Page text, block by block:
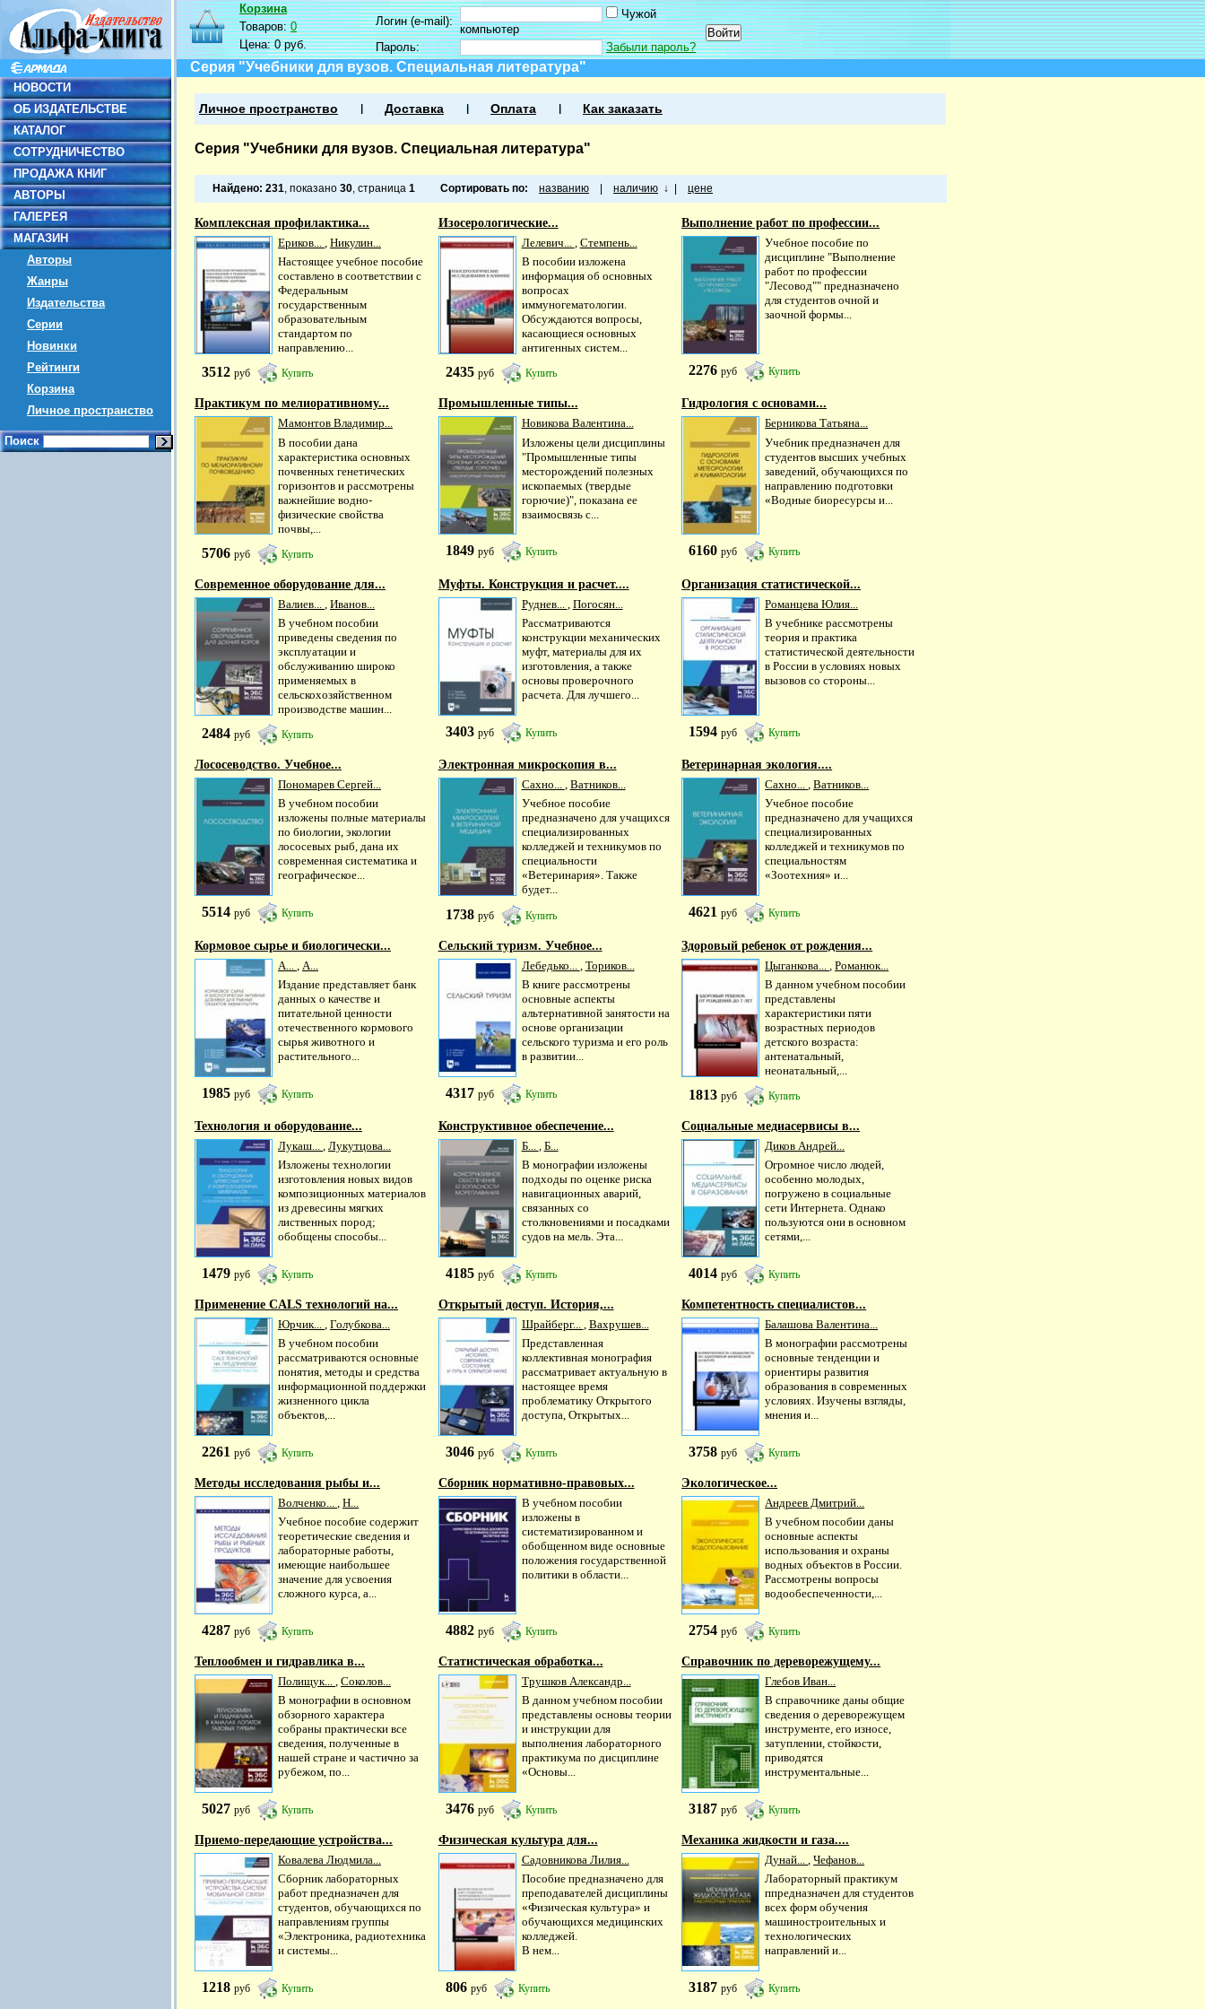
НОВОСТИ
ОБ ИЗДАТЕЛЬСТВЕ
КАТАЛОГ
СОТРУДНИЧЕСТВО
ПРОДАЖА КНИГ
АВТОРЫ
ГАЛЕРЕЯ
МАГАЗИН
Авторы
Жанры
Издательства
Серии
Новинки
Рейтинги
Корзина
Личное пространство
Поиск
Корзина
Товаров:0
Цена:0 руб.
Логин (e-mail):
Чужой
компьютер
Пароль:
Забыли пароль?
Серия "Учебники для вузов. Специальная литература"
Личное пространство Доставка Оплата Как заказать
Серия "Учебники для вузов. Специальная литература"
Найдено: 231, показано 30, страница 1 Сортировать по: названию наличию ↓ цене
Комплексная профилактика...
Ериков... , Никулин...
Настоящее учебное пособие
составлено в соответствии с
Федеральным
государственным
образовательным
стандартом по
направлению...
3512 руб Купить
Изосерологические...
Лелевич... , Стемпень...
В пособии изложена
информация об основных
вопросах
иммуногематологии.
Обсуждаются вопросы,
касающиеся основных
антигенных систем...
2435 руб Купить
Выполнение работ по профессии...
Учебное пособие по
дисциплине "Выполнение
работ по профессии
"Лесовод"" предназначено
для студентов очной и
заочной формы...
2276руб Купить
Практикум по мелиоративному...
Мамонтов Владимир...
В пособии дана
характеристика основных
почвенных генетических
горизонтов и рассмотрены
важнейшие водно-
физические свойства
почвы,...
5706 руб Купить
Промышленные типы...
Новикова Валентина...
Изложены цели дисциплины
"Промышленные типы
месторождений полезных
ископаемых (твердые
горючие)", показана ее
взаимосвязь с...
1849 руб Купить
Гидрология с основами...
Берникова Татьяна...
Учебник предназначен для
студентов высших учебных
заведений, обучающихся по
направлению подготовки
«Водные биоресурсы и...
6160руб Купить
Современное оборудование для...
Валиев...
Иванов...
В учебном пособии
приведены сведения по
эксплуатации и
обслуживанию широко
применяемых в
сельскохозяйственном
производстве машин...
2484 руб Купить
Муфты. Конструкция и расчет....
Руднев...
Погосян...
Рассматриваются
конструкции механических
муфт, материалы для их
изготовления, а также
основы проверочного
расчета. Для лучшего...
3403 руб Купить
Организация статистической...
Романцева Юлия...
В учебнике рассмотрены
теория и практика
статистической деятельности
в России в условиях новых
вызовов со стороны...
1594руб Купить
Лососеводство. Учебное...
Пономарев Сергей...
В учебном пособии
изложены полные материалы
по биологии, экологии
лососевых рыб, дана их
современная систематика и
географическое...
5514 руб Купить
Электронная микроскопия в...
Сахно... , Ватников...
Учебное пособие
предназначено для учащихся
специализированных
колледжей и техникумов по
специальности
«Ветеринария». Также
будет...
1738 руб Купить
Ветеринарная экология....
Сахно...,Ватников...
Учебное пособие
предназначено для учащихся
специализированных
колледжей и техникумов по
специальностям
«Зоотехния» и...
4621руб Купить
Кормовое сырье и биологически...
А...
А...
Издание представляет банк
данных о качестве и
питательной ценности
отечественного кормового
сырья животного и
растительного...
1985 руб Купить
Сельский туризм. Учебное...
Лебедько...
Ториков...
В книге рассмотрены
основные аспекты
альтернативной занятости на
основе организации
сельского туризма и его роль
в развитии...
4317 руб Купить
Здоровый ребенок от рождения...
Цыганкова...
,Романюк...
В данном учебном пособии
представлены
характеристики пяти
возрастных периодов
детского возраста:
антенатальный,
неонатальный,...
1813руб Купить
Технология и оборудование...
Лукаш...
Лукутцова...
Изложены технологии
изготовления новых видов
композиционных материалов
из древесины мягких
лиственных пород;
обобщены способы...
1479 руб Купить
Конструктивное обеспечение...
Б...
Б...
В монографии изложены
подходы по оценке риска
навигационных аварий,
связанных со
столкновениями и посадками
судов на мель. Эта...
4185 руб Купить
Социальные медиасервисы в...
Диков Андрей...
Огромное число людей,
особенно молодых,
погружено в социальные
сети Интернета. Однако
пользуются они в основном
сетями,...
4014руб Купить
Применение CALS технологий на...
Юрчик...
Голубкова...
В учебном пособии
рассматриваются основные
понятия, методы и средства
информационной поддержки
жизненного цикла
объектов,...
2261 руб Купить
Открытый доступ. История,...
Шрайберг...
Вахрушев...
Представленная
коллективная монография
рассматривает актуальную в
настоящее время
проблематику Открытого
доступа, Открытых...
3046 руб Купить
Компетентность специалистов...
Балашова Валентина...
В монографии рассмотрены
основные тенденции и
ориентиры развития
образования в современных
условиях. Изучены взгляды,
мнения и...
3758руб Купить
Методы исследования рыбы и...
Волченко...
Н...
Учебное пособие содержит
теоретические сведения и
лабораторные работы,
имеющие наибольшее
значение для усвоения
сложного курса, а...
4287 руб Купить
Сборник нормативно-правовых...
В учебном пособии
изложены в
систематизированном и
обобщенном виде основные
положения государственной
политики в области...
4882 руб Купить
Экологическое...
Андреев Дмитрий...
В учебном пособии даны
основные аспекты
использования и охраны
водных объектов в России.
Рассмотрены вопросы
водообеспеченности,...
2754руб Купить
Теплообмен и гидравлика в...
Полищук...
Соколов...
В монографии в основном
обзорного характера
собраны практически все
сведения, полученные в
нашей стране и частично за
рубежом, по...
5027 руб Купить
Статистическая обработка...
Трушков Александр...
В данном учебном пособии
представлены основы теории
и инструкции для
выполнения лабораторного
практикума по дисциплине
«Основы...
3476 руб Купить
Справочник по дереворежущему...
Глебов Иван...
В справочнике даны общие
сведения о дереворежущем
инструменте, его износе,
затуплении, стойкости,
приводятся
инструментальные...
3187руб Купить
Приемо-передающие устройства...
Ковалева Людмила...
Сборник лабораторных
работ предназначен для
студентов, обучающихся по
направлениям группы
«Электроника, радиотехника
и системы...
1218 руб Купить
Физическая культура для...
Садовникова Лилия...
Пособие предназначено для
преподавателей дисциплины
«Физическая культура» и
обучающихся медицинских
колледжей.
В нем...
806 руб Купить
Механика жидкости и газа....
Дунай...
,Чефанов...
Лабораторный практикум
ппредназначен для студентов
всех форм обучения
машиностроительных и
технологических
направлений и...
3187руб Купить